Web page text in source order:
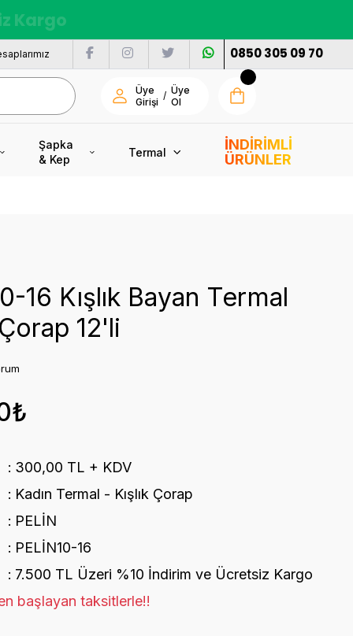
0850 305 09 70
Üye
Girişi
/ Üye
Ol
Şapka
& Kep
Termal
İNDİRİMLİ
ÜRÜNLER
16 Kışlık Bayan Termal
12'li
300,00 TL + KDV
Kadın Termal - Kışlık Çorap
PELİN
PELİN10-16
7.500 TL Üzeri %10 İndirim ve Ücretsiz Kargo
başlayan taksitlerle!!